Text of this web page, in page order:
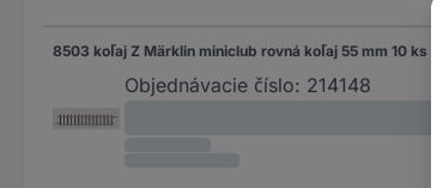
8503 koľaj Z Märklin miniclub rovná koľaj 55 mm 10 ks
Objednávacie číslo: 214148